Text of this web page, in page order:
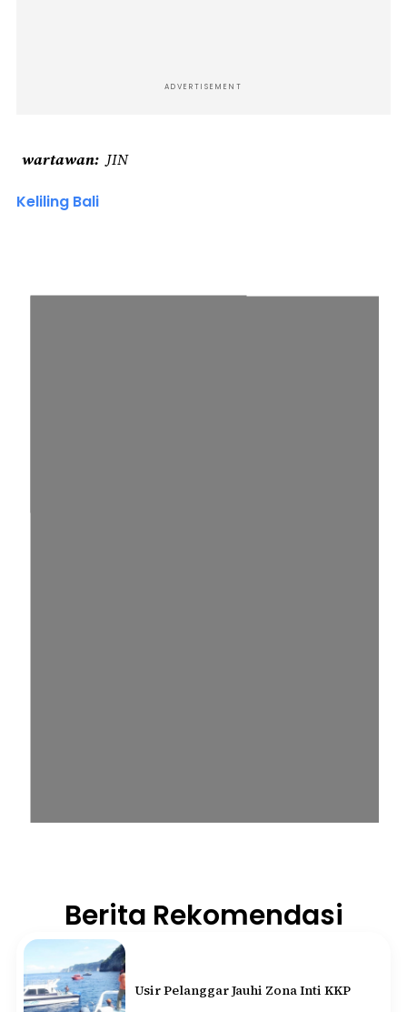
ADVERTISEMENT
wartawan JIN
Keliling Bali
Berita Rekomendasi
Usir Pelanggar Jauhi Zona Inti KKP